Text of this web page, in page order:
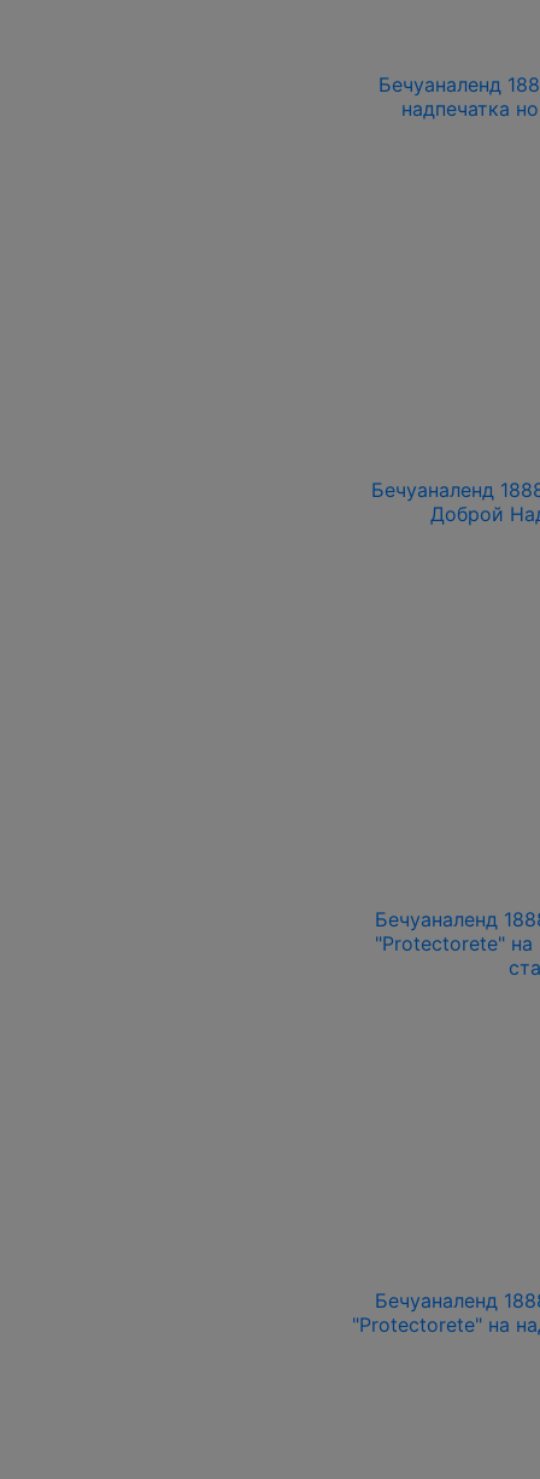
Бечуаналенд
надпечатка
Бечуаналенд
Доброй
Бечуаналенд
"Protectorete" на
Бечуаналенд
"Protectorete" на